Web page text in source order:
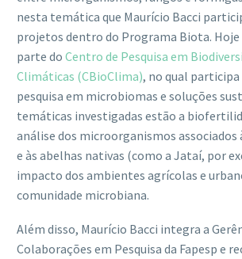
nesta temática que Maurício Bacci
projetos dentro do Programa Biota. Hoje
parte do Centro de Pesquisa em
Climáticas (CBioClima), no qual participa
pesquisa em microbiomas e soluções
temáticas investigadas estão a
análise dos microorganismos
e às abelhas nativas (como a Jataí, por
impacto dos ambientes agrícolas e
comunidade microbiana.
Além disso, Maurício Bacci integra a
Colaborações em Pesquisa da Fapesp e